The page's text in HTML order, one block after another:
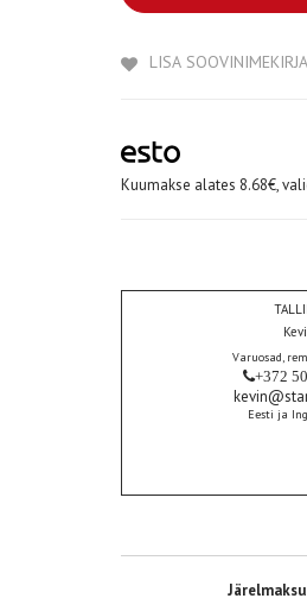
LISA SOOVINIMEKIRJA
Kuumakse alates 8.68€,
Varuosad,
+372
Eesti ja
Järelmaksu